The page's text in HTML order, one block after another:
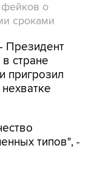
фейков о
сроками
Президент
стране
пригрозил
типов", -